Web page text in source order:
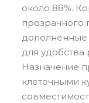
около 88%.
прозрачного
для удобства
Назначение
клеточными